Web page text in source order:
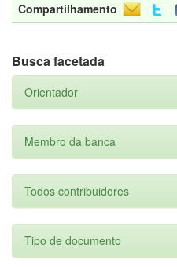
Compartilhamento
Busca facetada
Orientador
Membro da banca
Todos contribuidores
Tipo de documento